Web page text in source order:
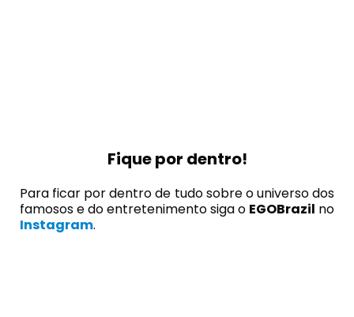
Fique por dentro!
Para ficar por dentro de tudo sobre o universo dos
famosos e do entretenimento siga o EGOBrazil no
Instagram.